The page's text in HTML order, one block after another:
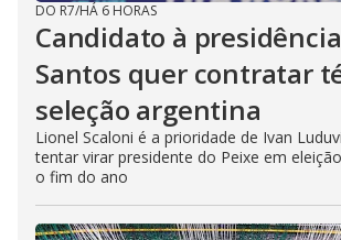
DO R7/HÁ 6 HORAS
Candidato à
Santos quer contratar
seleção argentina
Lionel Scaloni é a prioridade de Ivan
tentar virar presidente do Peixe em
o fim do ano